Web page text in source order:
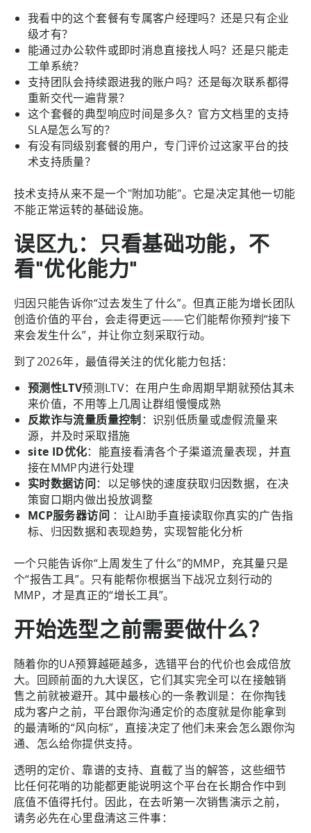
我看中的这个套餐有专属客户经理吗？还是只有企业
级才有？
能通过办公软件或即时消息直接找人吗？还是只能走
工单系统？
支持团队会持续跟进我的账户吗？还是每次联系都得
重新交代一遍背景？
这个套餐的典型响应时间是多久？官方文档里的支持
SLA是怎么写的？
有没有同级别套餐的用户，专门评价过这家平台的技
术支持质量？
技术支持从来不是一个"附加功能"。它是决定其他一切能
不能正常运转的基础设施。
误区九：只看基础功能，不
看"优化能力"
归因只能告诉你“过去发生了什么”。但真正能为增长团队
创造价值的平台，会走得更远——它们能帮你预判“接下
来会发生什么”，并让你立刻采取行动。
到了2026年，最值得关注的优化能力包括：
预测性LTV预测LTV：在用户生命周期早期就预估其未
来价值，不用等上几周让群组慢慢成熟
反欺诈与流量质量控制 ：识别低质量或虚假流量来
源，并及时采取措施
site ID优化：能直接看清各个子渠道流量表现，并直
接在MMP内进行处理
实时数据访问：以足够快的速度获取归因数据，在决
策窗口期内做出投放调整
MCP服务器访问 ：让AI助手直接读取你真实的广告指
标、归因数据和表现趋势，实现智能化分析
一个只能告诉你“上周发生了什么”的MMP，充其量只是
个“报告工具”。只有能帮你根据当下战况立刻行动的
MMP，才是真正的“增长工具”。
开始选型之前需要做什么？
随着你的UA预算越砸越多，选错平台的代价也会成倍放
大。回顾前面的九大误区，它们其实完全可以在接触销
售之前就被避开。其中最核心的一条教训是：在你掏钱
成为客户之前，平台跟你沟通定价的态度就是你能拿到
的最清晰的“风向标”，直接决定了他们未来会怎么跟你沟
通、怎么给你提供支持。
透明的定价、靠谱的支持、直截了当的解答，这些细节
比任何花哨的功能都更能说明这个平台在长期合作中到
底值不值得托付。因此，在去听第一次销售演示之前，
请务必先在心里盘清这三件事：